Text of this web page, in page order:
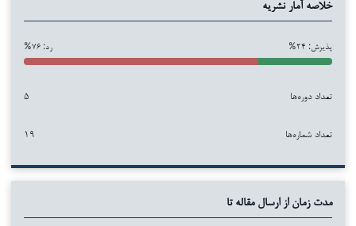
خلاصه آمار نشریه
پذیرش: ۲۴% رد: ۷۶%
تعداد دوره‌ها ۵
تعداد شماره‌ها ۱۹
مدت زمان از ارسال مقاله تا